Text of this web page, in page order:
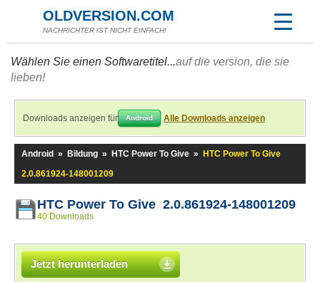
OLDVERSION.COM
NACHRICHTER IST NICHT EINFACH!
Wählen Sie einen Softwaretitel...auf die version, die sie
lieben!
Downloads anzeigen für Android Alle Downloads anzeigen
Android » Bildung » HTC Power To Give »
HTC Power To Give
2.0.861924-148001209
HTC Power To Give 2.0.861924-148001209
40 Downloads
Jetzt herunterladen